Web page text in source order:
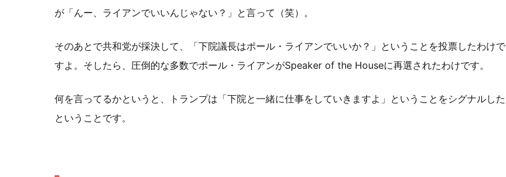
が「んー、ライアンでいいんじゃない？」と言って（笑）。
そのあとで共和党が採決して、「下院議長はポール・ライアンでいいか？」ということを投票したわけで
すよ。そしたら、圧倒的な多数でポール・ライアンがSpeaker of the Houseに再選されたわけです。
何を言ってるかというと、トランプは「下院と一緒に仕事をしていきますよ」ということをシグナルした
ということです。